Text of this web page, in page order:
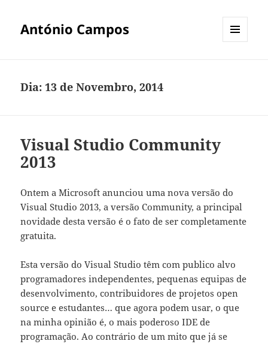
António Campos
Dia: 13 de Novembro, 2014
Visual Studio Community
2013
Ontem a Microsoft anunciou uma nova versão do
Visual Studio 2013, a versão Community, a principal
novidade desta versão é o fato de ser completamente
gratuita.
Esta versão do Visual Studio têm com publico alvo
programadores independentes, pequenas equipas de
desenvolvimento, contribuidores de projetos open
source e estudantes… que agora podem usar, o que
na minha opinião é, o mais poderoso IDE de
programação. Ao contrário de um mito que já se